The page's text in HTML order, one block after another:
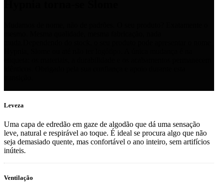
Leveza
Uma capa de edredão em gaze de algodão que dá uma sensação
leve, natural e respirável ao toque. É ideal se procura algo que não
seja demasiado quente, mas confortável o ano inteiro, sem artifícios
inúteis.
Ventilação